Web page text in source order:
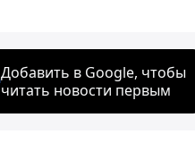
Добавить в Google, чтобы
читать новости первым